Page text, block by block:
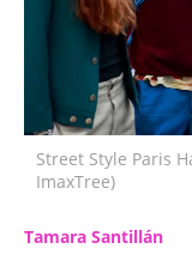
Street Style Paris
ImaxTree)
Tamara Santillán